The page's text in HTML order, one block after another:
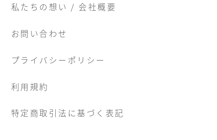
私たちの想い / 会社概要
お問い合わせ
プライバシーポリシー
利用規約
特定商取引法に基づく表記